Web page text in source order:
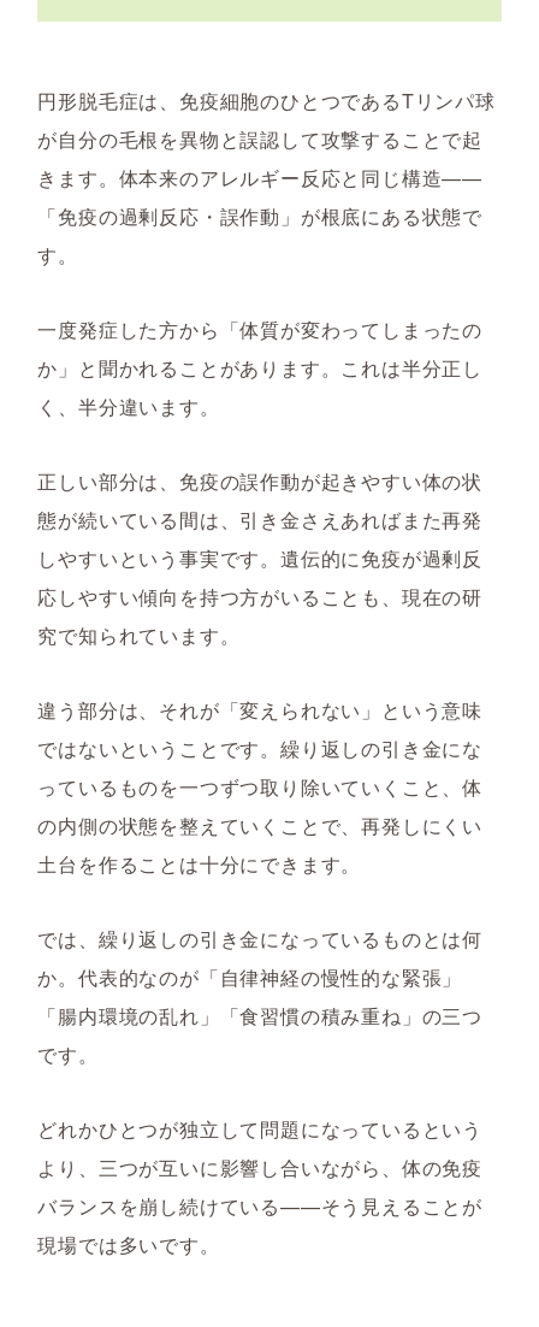
円形脱毛症は、免疫細胞のひとつであるTリンパ球
が自分の毛根を異物と誤認して攻撃することで起
きます。体本来のアレルギー反応と同じ構造——
「免疫の過剰反応・誤作動」が根底にある状態で
す。
一度発症した方から「体質が変わってしまったの
か」と聞かれることがあります。これは半分正し
く、半分違います。
正しい部分は、免疫の誤作動が起きやすい体の状
態が続いている間は、引き金さえあればまた再発
しやすいという事実です。遺伝的に免疫が過剰反
応しやすい傾向を持つ方がいることも、現在の研
究で知られています。
違う部分は、それが「変えられない」という意味
ではないということです。繰り返しの引き金にな
っているものを一つずつ取り除いていくこと、体
の内側の状態を整えていくことで、再発しにくい
土台を作ることは十分にできます。
では、繰り返しの引き金になっているものとは何
か。代表的なのが「自律神経の慢性的な緊張」
「腸内環境の乱れ」「食習慣の積み重ね」の三つ
です。
どれかひとつが独立して問題になっているという
より、三つが互いに影響し合いながら、体の免疫
バランスを崩し続けている——そう見えることが
現場では多いです。